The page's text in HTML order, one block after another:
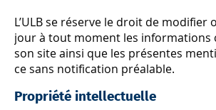
L’ULB se réserve le droit de modifier
jour à tout moment les informations
son site ainsi que les présentes
ce sans notification préalable.
Propriété intellectuelle